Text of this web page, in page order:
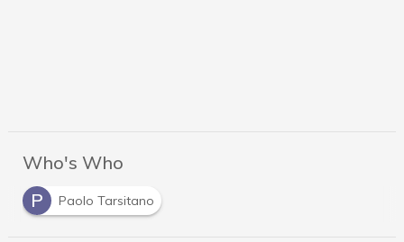
Who's Who
P
Paolo Tarsitano